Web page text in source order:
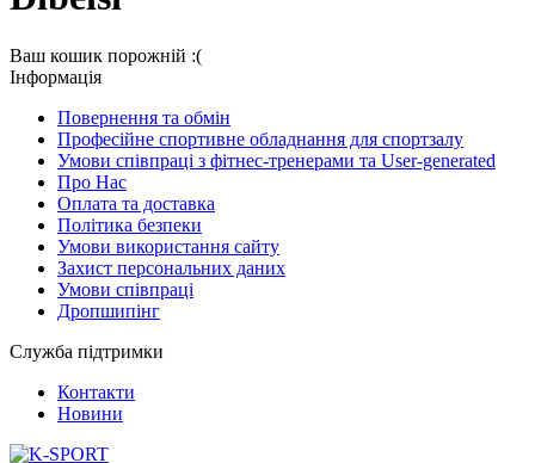
Ваш кошик порожній :(
Iнформація
Повернення та обмін
Професійне спортивне обладнання для спортзалу
Умови співпраці з фітнес-тренерами та User-generated
Про Нас
Оплата та доставка
Політика безпеки
Умови використання сайту
Захист персональних даних
Умови співпраці
Дропшипінг
Служба підтримки
Контакти
Новини